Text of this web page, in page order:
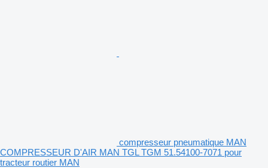
compresseur pneumatique MAN
COMPRESSEUR D'AIR MAN TGL TGM 51.54100-7071 pour
tracteur routier MAN